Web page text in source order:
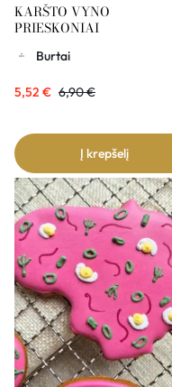
KARŠTO VYNO
PRIESKONIAI
Burtai
5,52 € 6,90€
Į krepšelį